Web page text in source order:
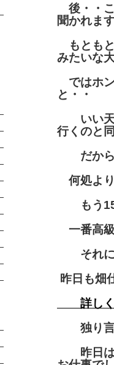
後・・
聞かれま
もとも
みたいな
ではホ
と・・
いい天
行くのと
だから
何処より
もう15
一番高級
それに
昨日も畑
詳しく
独り言
昨日は